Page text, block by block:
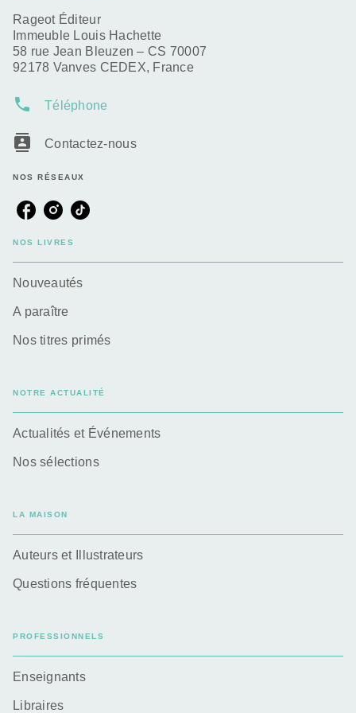
Rageot Éditeur
Immeuble Louis Hachette
58 rue Jean Bleuzen – CS 70007
92178 Vanves CEDEX, France
phone Téléphone
contacts Contactez-nous
NOS RÉSEAUX
NOS LIVRES
Nouveautés
A paraître
Nos titres primés
NOTRE ACTUALITÉ
Actualités et Événements
Nos sélections
LA MAISON
Auteurs et Illustrateurs
Questions fréquentes
PROFESSIONNELS
Enseignants
Libraires